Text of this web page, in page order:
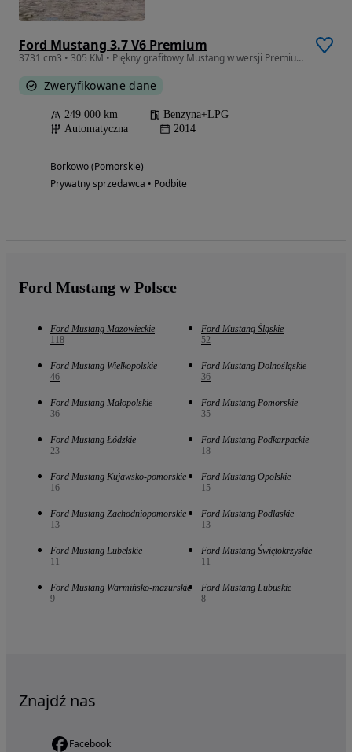
Ford Mustang 3.7 V6 Premium
3731 cm3 • 305 KM • Piękny grafitowy Mustang w wersji Premium
Zweryfikowane dane
249 000 km
Benzyna+LPG
Automatyczna
2014
Borkowo (Pomorskie)
Prywatny sprzedawca • Podbite
Ford Mustang w Polsce
Ford Mustang Mazowieckie
118
Ford Mustang Śląskie
52
Ford Mustang Wielkopolskie
46
Ford Mustang Dolnośląskie
36
Ford Mustang Małopolskie
36
Ford Mustang Pomorskie
35
Ford Mustang Łódzkie
23
Ford Mustang Podkarpackie
18
Ford Mustang Kujawsko-pomorskie
16
Ford Mustang Opolskie
15
Ford Mustang Zachodniopomorskie
13
Ford Mustang Podlaskie
13
Ford Mustang Lubelskie
11
Ford Mustang Świętokrzyskie
11
Ford Mustang Warmińsko-mazurskie
9
Ford Mustang Lubuskie
8
Znajdź nas
Facebook